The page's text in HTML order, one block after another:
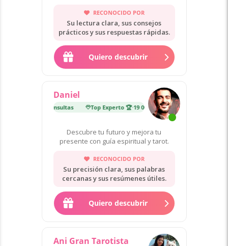
RECONOCIDO POR
Su lectura clara, sus consejos
prácticos y sus respuestas rápidas.
Quiero descubrir
Daniel
19 000 consultas Top Experto 🏆 ·19 000 consultas
Descubre tu futuro y mejora tu
presente con guía espiritual y tarot.
RECONOCIDO POR
Su precisión clara, sus palabras
cercanas y sus resúmenes útiles.
Quiero descubrir
Ani Gran Tarotista